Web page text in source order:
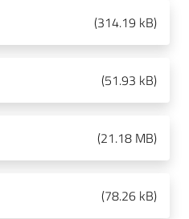
(314.19 kB)
(51.93 kB)
(21.18 MB)
(78.26 kB)